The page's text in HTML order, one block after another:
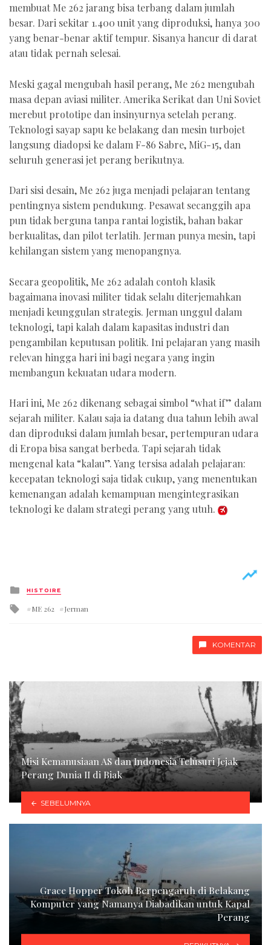
membuat Me 262 jarang bisa terbang dalam jumlah
besar. Dari sekitar 1.400 unit yang diproduksi, hanya 300
yang benar-benar aktif tempur. Sisanya hancur di darat
atau tidak pernah selesai.
Meski gagal mengubah hasil perang, Me 262 mengubah
masa depan aviasi militer. Amerika Serikat dan Uni Soviet
merebut prototipe dan insinyurnya setelah perang.
Teknologi sayap sapu ke belakang dan mesin turbojet
langsung diadopsi ke dalam F-86 Sabre, MiG-15, dan
seluruh generasi jet perang berikutnya.
Dari sisi desain, Me 262 juga menjadi pelajaran tentang
pentingnya sistem pendukung. Pesawat secanggih apa
pun tidak berguna tanpa rantai logistik, bahan bakar
berkualitas, dan pilot terlatih. Jerman punya mesin, tapi
kehilangan sistem yang menopangnya.
Secara geopolitik, Me 262 adalah contoh klasik
bagaimana inovasi militer tidak selalu diterjemahkan
menjadi keunggulan strategis. Jerman unggul dalam
teknologi, tapi kalah dalam kapasitas industri dan
pengambilan keputusan politik. Ini pelajaran yang masih
relevan hingga hari ini bagi negara yang ingin
membangun kekuatan udara modern.
Hari ini, Me 262 dikenang sebagai simbol “what if” dalam
sejarah militer. Kalau saja ia datang dua tahun lebih awal
dan diproduksi dalam jumlah besar, pertempuran udara
di Eropa bisa sangat berbeda. Tapi sejarah tidak
mengenal kata “kalau”. Yang tersisa adalah pelajaran:
kecepatan teknologi saja tidak cukup, yang menentukan
kemenangan adalah kemampuan mengintegrasikan
teknologi ke dalam strategi perang yang utuh.
Posted
in
HISTOIRE
Tagged
ME 262 Jerman
KOMENTAR
Misi Kemanusiaan AS dan Indonesia Telusuri Jejak
Perang Dunia II di Biak
SEBELUMNYA
Grace Hopper Tokoh Berpengaruh di Belakang
Komputer yang Namanya Diabadikan untuk Kapal
Perang